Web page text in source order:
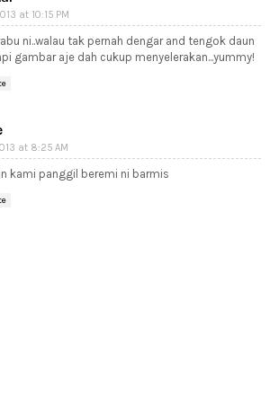
at 10:15 PM
ni..walau tak pernah dengar and tengok daun
gambar aje dah cukup menyelerakan...yummy!
at 8:25 AM
kami panggil beremi ni barmis